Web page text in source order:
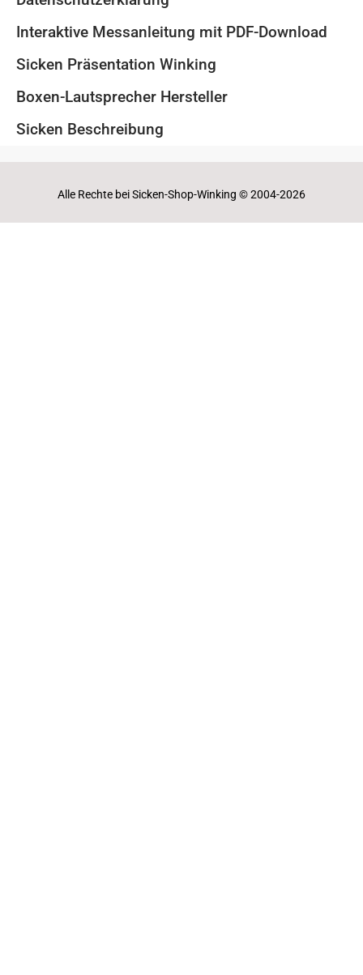
Interaktive Messanleitung mit PDF-Download
Sicken Präsentation Winking
Boxen-Lautsprecher Hersteller
Sicken Beschreibung
Alle Rechte bei Sicken-Shop-Winking © 2004-2026